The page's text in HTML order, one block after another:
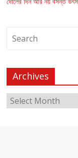
Archives